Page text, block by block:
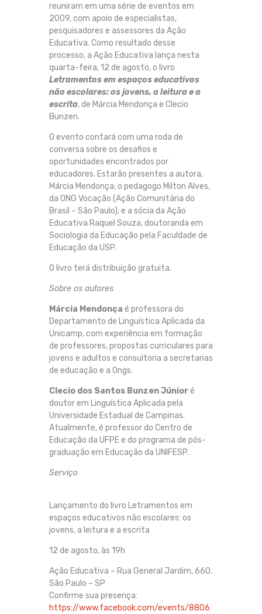
reuniram em uma série de eventos em
2009, com apoio de especialistas,
pesquisadores e assessores da Ação
Educativa. Como resultado desse
processo, a Ação Educativa lança nesta
quarta-feira, 12 de agosto, o livro
Letramentos em espaços educativos
não escolares: os jovens, a leitura e a
escrita, de Márcia Mendonça e Clecio
Bunzen.
O evento contará com uma roda de
conversa sobre os desafios e
oportunidades encontrados por
educadores. Estarão presentes a autora,
Márcia Mendonça; o pedagogo Milton Alves,
da ONG Vocação (Ação Comunitária do
Brasil – São Paulo); e a sócia da Ação
Educativa Raquel Souza, doutoranda em
Sociologia da Educação pela Faculdade de
Educação da USP.
O livro terá distribuição gratuita.
Sobre os autores
Márcia Mendonça é professora do
Departamento de Linguística Aplicada da
Unicamp, com experiência em formação
de professores, propostas curriculares para
jovens e adultos e consultoria a secretarias
de educação e a Ongs.
Clecio dos Santos Bunzen Júnioré
doutor em Linguística Aplicada pela
Universidade Estadual de Campinas.
Atualmente, é professor do Centro de
Educação da UFPE e do programa de pós-
graduação em Educação da UNIFESP.
Serviço
Lançamento do livro Letramentos em
espaços educativos não escolares: os
jovens, a leitura e a escrita
12 de agosto, às 19h
Ação Educativa – Rua General Jardim, 660.
São Paulo – SP
Confirme sua presença:
https://www.facebook.com/events/8806